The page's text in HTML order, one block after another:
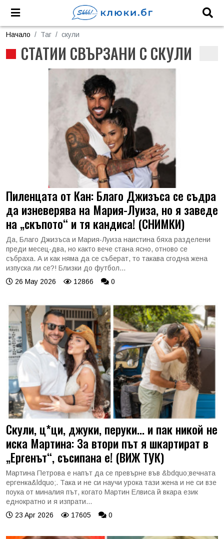
Начало Таг скули
СТАТИИ СВЪРЗАНИ С СКУЛИ
Пиленцата от Кан: Благо Джизъса се съдра
да изневерява на Мария-Луиза, но я заведе
на „скъпото“ и тя кандиса! (СНИМКИ)
Да, Благо Джизъса и Мария-Луиза наистина бяха разделени
преди месец-два, но както вече стана ясно, отново се
събраха. А и как няма да се съберат, то такава сгодна жена
изпуска ли се?! Близки до футбол...
26 May 2026
12866 0
Скули, ц*ци, джуки, перуки... и пак никой не
иска Мартина: За втори път я шкартират в
„Ергенът“, съсипана е! (ВИЖ ТУК)
Мартина Петрова е напът да се превърне във &bdquo;вечната
ергенка&ldquo;. Така и не си научи урока тази жена и не си взе
поука от миналия път, когато Мартин Елвиса й вкара език
еднократно и я изпрати...
23 Apr 2026
17605 0